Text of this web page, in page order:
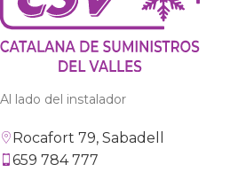
Al lado del instalador
Rocafort 79, Sabadell
659 784 777